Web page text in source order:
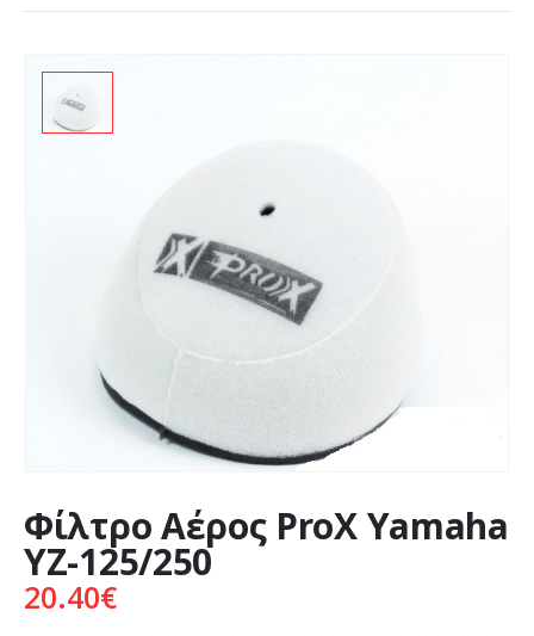
Φίλτρο Αέρος ProX Yamaha
YZ-125/250
20.40€